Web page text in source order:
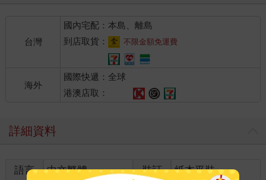
台灣
國內宅配：本島、離島
到店取貨：
不限金額免運費
海外
國際快遞：全球
港澳店取：
詳細資料
語言 中文繁體 裝訂
紙本平裝